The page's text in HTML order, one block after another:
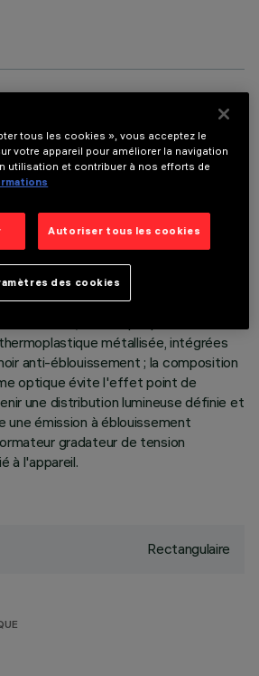
07/08/2026
à encastrer à sources LED. Logement
cellules lumineuses, réalisés en
pression et dont la direction est
permettent d'orienter le
métallisée, intégrées
anti-éblouissement ; la composition
optique évite l'effet point de
une distribution lumineuse définie et
une émission à éblouissement
gradateur de tension
à l'appareil.
Rectangulaire
tous les cookies », vous acceptez le
votre appareil pour améliorer la navigation
utilisation et contribuer à nos efforts de
Autoriser tous les cookies
des cookies